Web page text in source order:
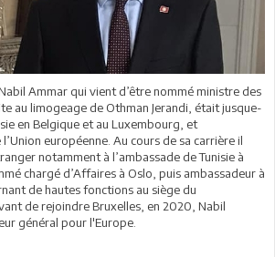
Ammar qui vient d’être nommé ministre des
au limogeage de Othman Jerandi, était jusque-
en Belgique et au Luxembourg, et
européenne. Au cours de sa carrière il
notamment à l’ambassade de Tunisie à
chargé d’Affaires à Oslo, puis ambassadeur à
de hautes fonctions au siège du
de rejoindre Bruxelles, en 2020, Nabil
général pour l'Europe.